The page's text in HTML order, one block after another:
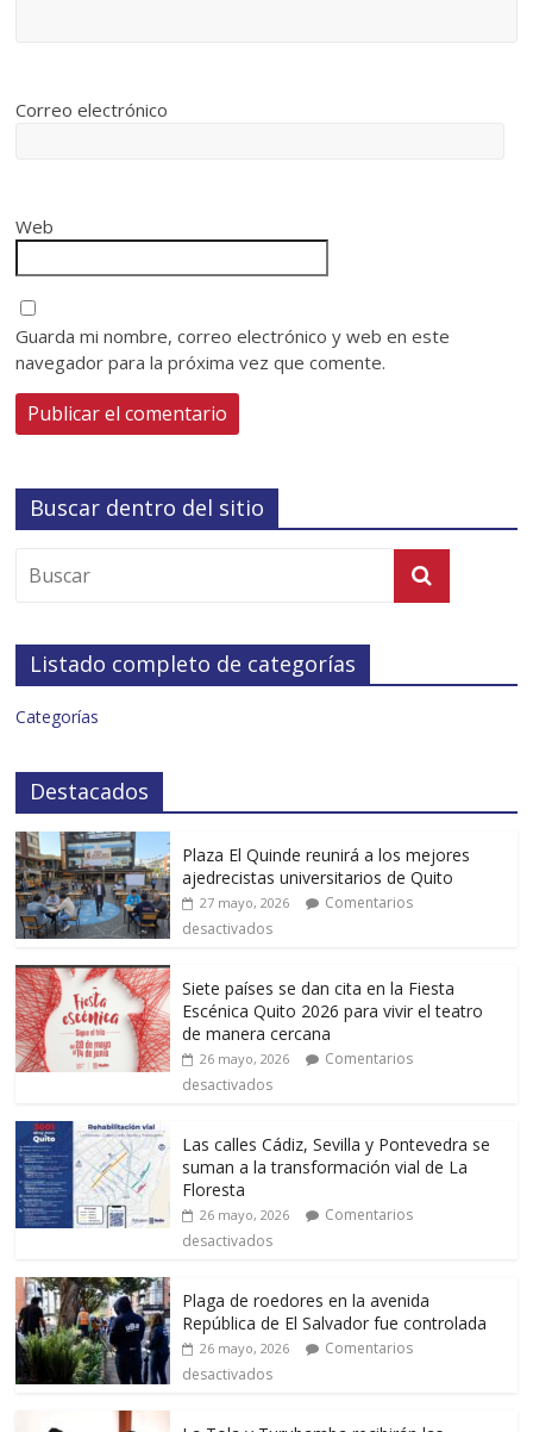
Correo electrónico
Web
Guarda mi nombre, correo electrónico y web en este
navegador para la próxima vez que comente.
Buscar dentro del sitio
Listado completo de categorías
Categorías
Destacados
Plaza El Quinde reunirá a los mejores
ajedrecistas universitarios de Quito
27 mayo, 2026
Comentarios
desactivados
Siete países se dan cita en la Fiesta
Escénica Quito 2026 para vivir el teatro
de manera cercana
26 mayo, 2026
Comentarios
desactivados
Las calles Cádiz, Sevilla y Pontevedra se
suman a la transformación vial de La
Floresta
26 mayo, 2026
Comentarios
desactivados
Plaga de roedores en la avenida
República de El Salvador fue controlada
26 mayo, 2026
Comentarios
desactivados